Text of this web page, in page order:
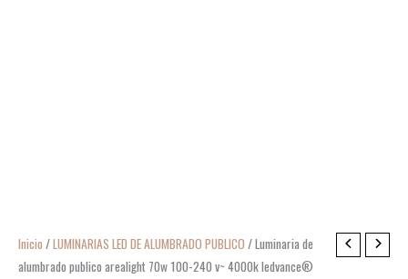
Inicio /LUMINARIAS LED DE ALUMBRADO PUBLICO / Luminaria de
alumbrado publico arealight 70w 100-240 v~ 4000k ledvance®